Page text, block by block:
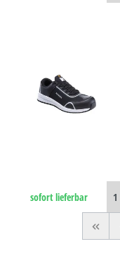
sofort lieferbar
<<